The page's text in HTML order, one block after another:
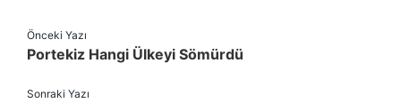
Önceki Yazı
Portekiz Hangi Ülkeyi Sömürdü
Sonraki Yazı